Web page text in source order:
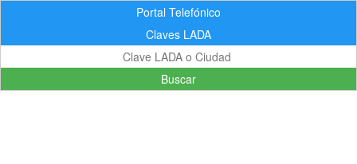
Portal Telefónico
Claves LADA
Buscar